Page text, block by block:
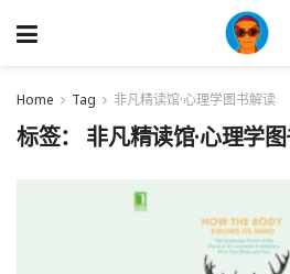
Home Tag 非凡精读馆·心理学图书解读
标签： 非凡精读馆·心理学